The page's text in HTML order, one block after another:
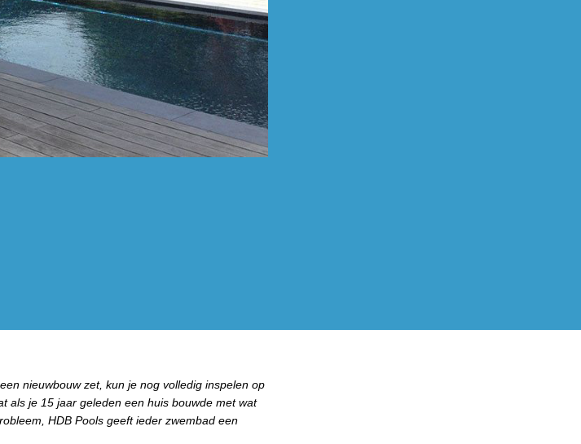
nieuwbouw zet, kun je nog volledig inspelen op
als je 15 jaar geleden een huis bouwde met wat
HDB Pools geeft ieder zwembad een